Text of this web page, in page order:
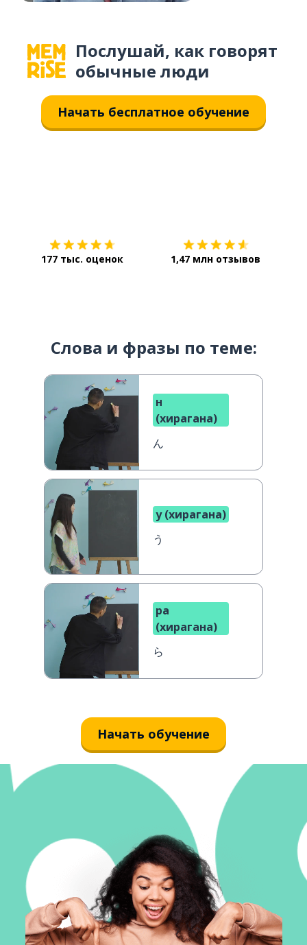
Послушай, как говорят
обычные люди
Начать бесплатное обучение
177 тыс. оценок 1,47 млн отзывов
Слова и фразы по теме:
н
(хирагана)
ん
у (хирагана)
う
ра
(хирагана)
ら
Начать обучение